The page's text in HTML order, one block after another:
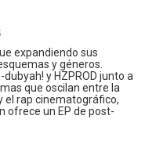
expandiendo sus
y géneros.
y HZPROD junto a
que oscilan entre la
el rap cinematográfico,
ofrece un EP de post-